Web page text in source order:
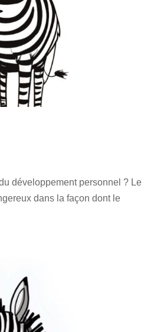
développement personnel ? Le
dans la façon dont le